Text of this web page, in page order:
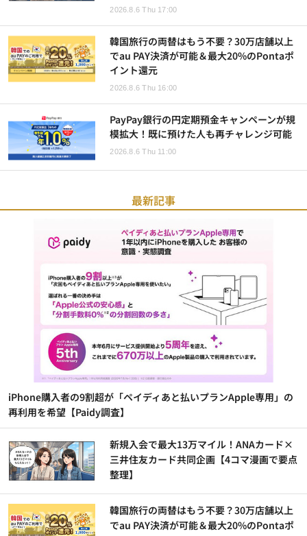
2026.8.6 Thu 17:00
韓国旅行の両替はもう不要？30万店舗以上
でau PAY決済が可能＆最大20%のPontaポ
イント還元
2026.8.6 Thu 16:00
PayPay銀行の円定期預金キャンペーンが規
模拡大！既に預けた人も再チャレンジ可能
2026.8.6 Thu 11:00
最新記事
iPhone購入者の9割超が「ペイディあと払いプランApple専用」の
再利用を希望【Paidy調査】
新規入会で最大13万マイル！ANAカード×
三井住友カード共同企画【4コマ漫画で要点
整理】
韓国旅行の両替はもう不要？30万店舗以上
でau PAY決済が可能＆最大20%のPontaポ